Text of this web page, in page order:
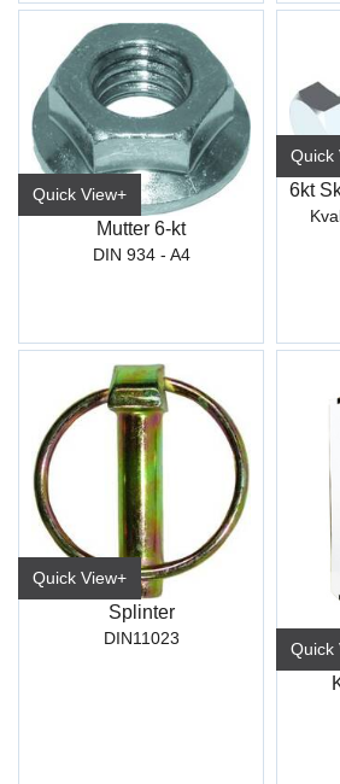
Quick View+
Mutter 6-kt
DIN 934 - A4
Quick
Quick View+
Splinter
DIN11023
Quick